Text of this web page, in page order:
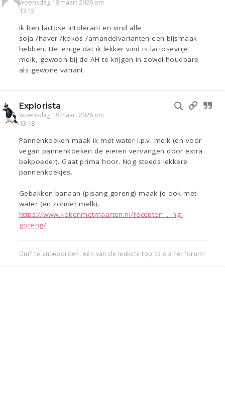
woensdag 18 maart 2026 om
13:15
Ik ben lactose intolerant en vind alle
soja-/haver-/kokos-/amandelvarianten een bijsmaak
hebben. Het enige dat ik lekker vind is lactosevrije
melk, gewoon bij de AH te krijgen in zowel houdbare
als gewone variant.
Explorista
woensdag 18 maart 2026 om
13:18
Pannenkoeken maak ik met water i.p.v. melk (en voor
vegan pannenkoeken de eieren vervangen door extra
bakpoeder). Gaat prima hoor. Nog steeds lekkere
pannenkoekjes.
Gebakken banaan (pisang goreng) maak je ook met
water (en zonder melk).
https://www.kokenmetmaarten.nl/recepten ... ng-
goreng/
Durf te antwoorden: één van de leukste topics op het forum!